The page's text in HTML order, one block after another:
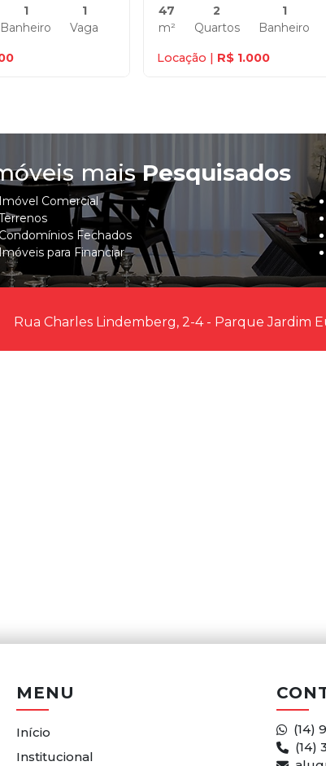
1
Banheiro
1
Vaga
47
m²
2
Quartos
1
Banheiro
Locação | R$ 1.000
maisPesquisados
Imóvel Comercial
Condomínios Fechados
Imóveis para Financiar
Rua Charles Lindemberg, 2-4 - Parque Jardim
MENU
Início
Institucional
(14)
(14)